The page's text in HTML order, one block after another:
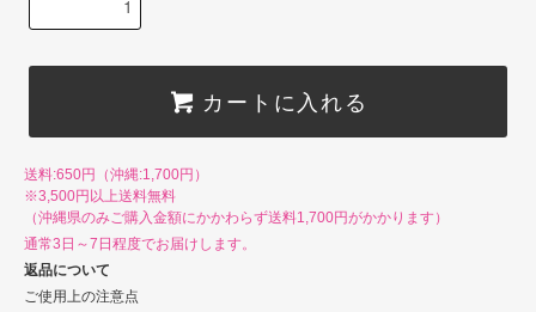
カートに入れる
送料:650円（沖縄:1,700円）
※3,500円以上送料無料
（沖縄県のみご購入金額にかかわらず送料1,700円がかかります）
通常3日～7日程度でお届けします。
返品について
ご使用上の注意点